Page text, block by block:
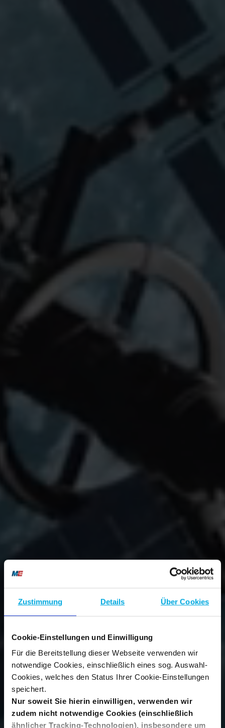
Zustimmung Details Über Cookies
Cookie-Einstellungen und Einwilligung
Für die Bereitstellung dieser Webseite verwenden wir
notwendige Cookies, einschließlich eines sog. Auswahl-
Cookies, welches den Status Ihrer Cookie-Einstellungen
speichert.
Nur soweit Sie hierin einwilligen, verwenden wir
zudem nicht notwendige Cookies (einschließlich
ähnlicher Tracking-Technologien), insbesondere um